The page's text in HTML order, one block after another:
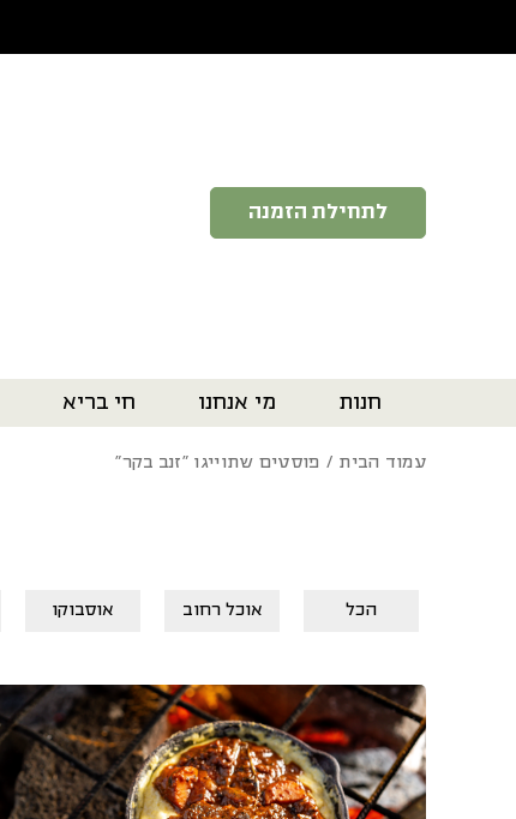
לתחילת הזמנה
חנות מי אנחנו חי בריא
עמוד הבית / פוסטים שתוייגו ”זנב בקר“
הכל אוכל רחוב אוסבוקו